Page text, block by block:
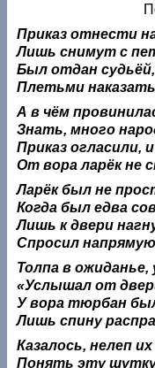
Приказ отнести
Лишь снимут с
Был отдан
Плетьми
А в чём
Знать, много
Приказ огласили,
От вора ларёк не
Ларёк был не
Когда был едва
Лишь к двери
Спросил
Толпа в ожиданье,
«Услышал от
У вора тюрбан
Лишь спину
Казалось, нелеп
Понять эту